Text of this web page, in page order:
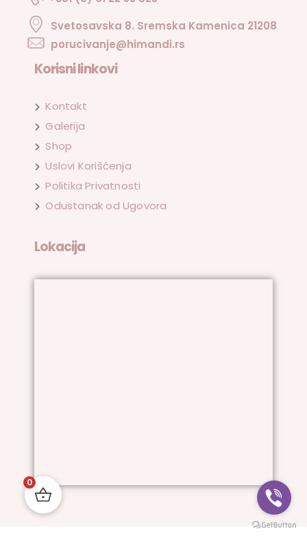
Svetosavska 8. Sremska Kamenica 21208
porucivanje@himandi.rs
Korisni linkovi
Kontakt
Galerija
Shop
Uslovi Korišćenja
Politika Privatnosti
Odustanak od Ugovora
Lokacija
0